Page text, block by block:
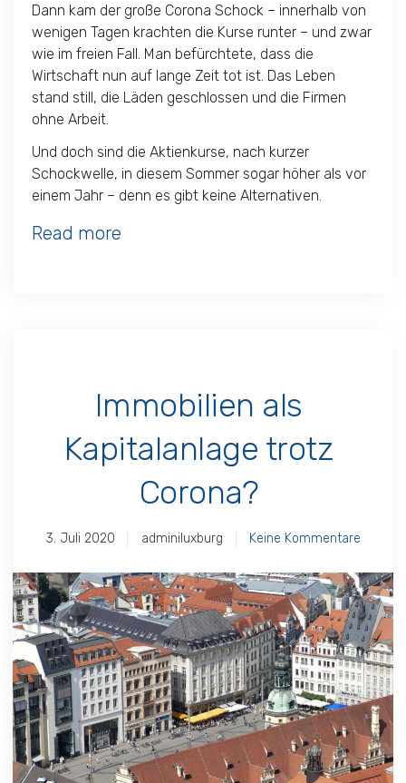
Dann kam der große Corona Schock – innerhalb von
wenigen Tagen krachten die Kurse runter – und zwar
wie im freien Fall. Man befürchtete, dass die
Wirtschaft nun auf lange Zeit tot ist. Das Leben
stand still, die Läden geschlossen und die Firmen
ohne Arbeit.
Und doch sind die Aktienkurse, nach kurzer
Schockwelle, in diesem Sommer sogar höher als vor
einem Jahr – denn es gibt keine Alternativen.
Read more
Immobilien als
Kapitalanlage trotz
Corona?
3. Juli 2020 adminiluxburg Keine Kommentare